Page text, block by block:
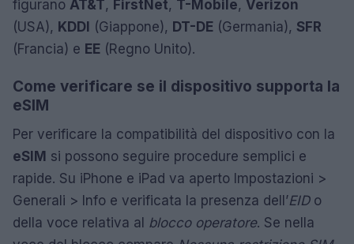
figurano AT&T, FirstNet, T-Mobile, Verizon
(USA), KDDI (Giappone), DT-DE (Germania), SFR
(Francia) e EE (Regno Unito).
Come verificare se il dispositivo supporta la
eSIM
Per verificare la compatibilità del dispositivo con la
eSIM si possono seguire procedure semplici e
rapide. Su iPhone e iPad va aperto Impostazioni >
Generali > Info e verificata la presenza dell’EIDo
della voce relativa al blocco operatore. Se nella